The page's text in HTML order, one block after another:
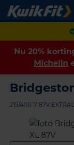
Nu 20%
Michelin
215/40R17 87V